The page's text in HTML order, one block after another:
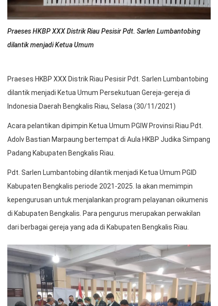
Praeses HKBP XXX Distrik Riau Pesisir Pdt. Sarlen Lumbantobing
dilantik menjadi Ketua Umum
Praeses HKBP XXX Distrik Riau Pesisir Pdt. Sarlen Lumbantobing
dilantik menjadi Ketua Umum Persekutuan Gereja-gereja di
Indonesia Daerah Bengkalis Riau, Selasa (30/11/2021)
Acara pelantikan dipimpin Ketua Umum PGIW Provinsi Riau Pdt.
Adolv Bastian Marpaung bertempat di Aula HKBP Judika Simpang
Padang Kabupaten Bengkalis Riau.
Pdt. Sarlen Lumbantobing dilantik menjadi Ketua Umum PGID
Kabupaten Bengkalis periode 2021-2025. Ia akan memimpin
kepengurusan untuk menjalankan program pelayanan oikumenis
di Kabupaten Bengkalis. Para pengurus merupakan perwakilan
dari berbagai gereja yang ada di Kabupaten Bengkalis Riau.